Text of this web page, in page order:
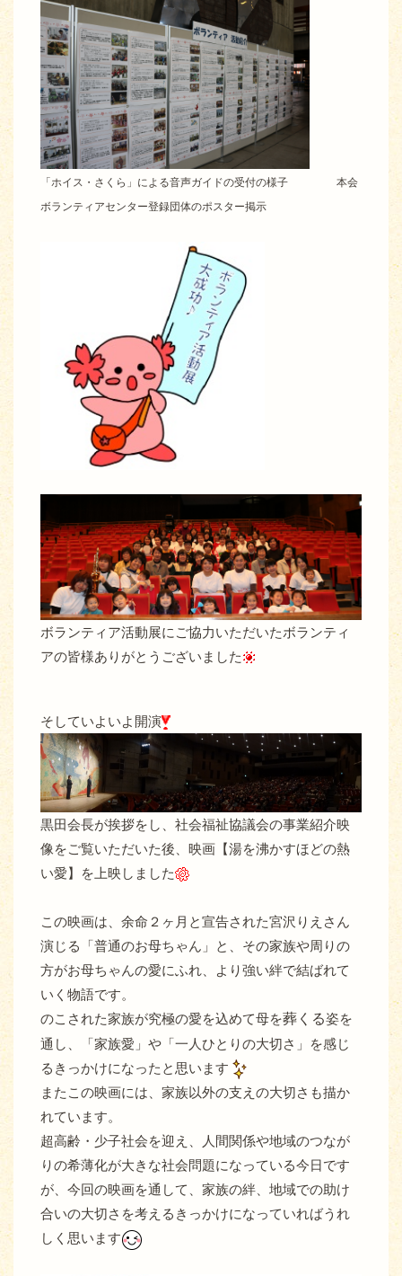
「ホイス・さくら」による音声ガイドの受付の様子 本会
ボランティアセンター登録団体のポスター掲示
ボランティア活動展にご協力いただいたボランティ
アの皆様ありがとうございました
そしていよいよ開演
黒田会長が挨拶をし、社会福祉協議会の事業紹介映
像をご覧いただいた後、映画【湯を沸かすほどの熱
い愛】を上映しました
この映画は、余命２ヶ月と宣告された宮沢りえさん
演じる「普通のお母ちゃん」と、その家族や周りの
方がお母ちゃんの愛にふれ、より強い絆で結ばれて
いく物語です。
のこされた家族が究極の愛を込めて母を葬くる姿を
通し、「家族愛」や「一人ひとりの大切さ」を感じ
るきっかけになったと思います
またこの映画には、家族以外の支えの大切さも描か
れています。
超高齢・少子社会を迎え、人間関係や地域のつなが
りの希薄化が大きな社会問題になっている今日です
が、今回の映画を通して、家族の絆、地域での助け
合いの大切さを考えるきっかけになっていればうれ
しく思います